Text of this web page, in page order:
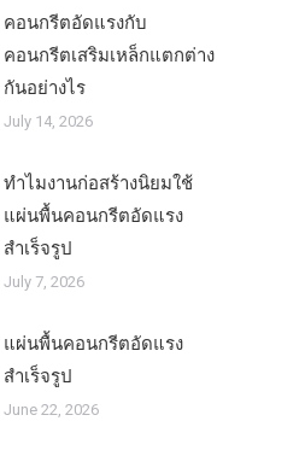
คอนกรีตอัดแรงกับ
คอนกรีตเสริมเหล็กแตกต่าง
กันอย่างไร
July 14, 2026
ทำไมงานก่อสร้างนิยมใช้
แผ่นพื้นคอนกรีตอัดแรง
สำเร็จรูป
July 7, 2026
แผ่นพื้นคอนกรีตอัดแรง
สำเร็จรูป
June 22, 2026